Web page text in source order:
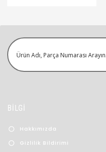
BİLGİ
Hakkımızda
Gizlilik Bildirimi